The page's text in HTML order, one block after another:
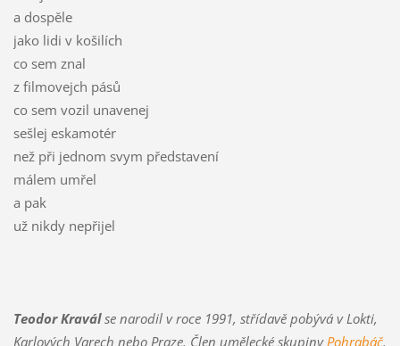
a dospěle
jako lidi v košilích
co sem znal
z filmovejch pásů
co sem vozil unavenej
sešlej eskamotér
než při jednom svym představení
málem umřel
a pak
už nikdy nepřijel
Teodor Kraválse narodil v roce 1991, střídavě pobývá v Lokti,
Karlových Varech nebo Praze. Člen umělecké skupinyPohrabáč.